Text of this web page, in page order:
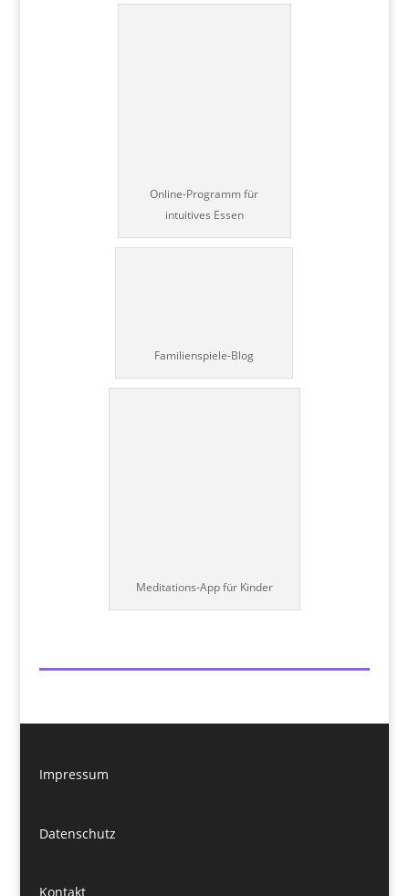
Online-Programm für
intuitives Essen
Familienspiele-Blog
Meditations-App für Kinder
Impressum
Datenschutz
Kontakt